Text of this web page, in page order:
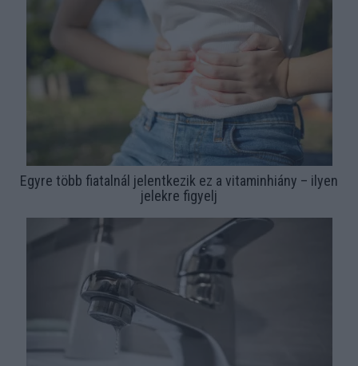
Egyre több fiatalnál jelentkezik ez a vitaminhiány – ilyen
jelekre figyelj